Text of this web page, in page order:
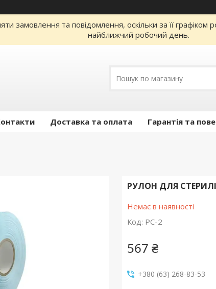
замовлення та повідомлення, оскільки за її
найближчий робочий день.
Доставка та оплата Гарантія та
РУЛОН ДЛЯ
Немає в наявності
Код: РС-2
567 ₴
+380 (63) 268-83-53